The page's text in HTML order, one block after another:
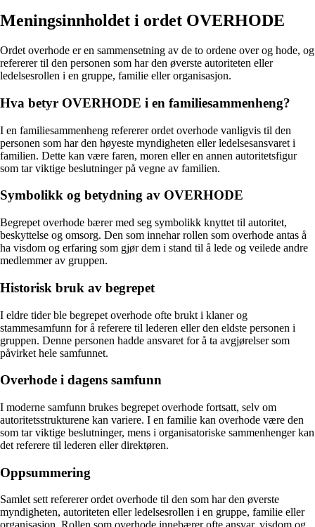
Meningsinnholdet i ordet OVERHODE
Ordet overhode er en sammensetning av de to ordene over og hode, og
refererer til den personen som har den øverste autoriteten eller
ledelsesrollen i en gruppe, familie eller organisasjon.
Hva betyr OVERHODE i en familiesammenheng?
I en familiesammenheng refererer ordet overhode vanligvis til den
personen som har den høyeste myndigheten eller ledelsesansvaret i
familien. Dette kan være faren, moren eller en annen autoritetsfigur
som tar viktige beslutninger på vegne av familien.
Symbolikk og betydning av OVERHODE
Begrepet overhode bærer med seg symbolikk knyttet til autoritet,
beskyttelse og omsorg. Den som innehar rollen som overhode antas å
ha visdom og erfaring som gjør dem i stand til å lede og veilede andre
medlemmer av gruppen.
Historisk bruk av begrepet
I eldre tider ble begrepet overhode ofte brukt i klaner og
stammesamfunn for å referere til lederen eller den eldste personen i
gruppen. Denne personen hadde ansvaret for å ta avgjørelser som
påvirket hele samfunnet.
Overhode i dagens samfunn
I moderne samfunn brukes begrepet overhode fortsatt, selv om
autoritetsstrukturene kan variere. I en familie kan overhode være den
som tar viktige beslutninger, mens i organisatoriske sammenhenger kan
det referere til lederen eller direktøren.
Oppsummering
Samlet sett refererer ordet overhode til den som har den øverste
myndigheten, autoriteten eller ledelsesrollen i en gruppe, familie eller